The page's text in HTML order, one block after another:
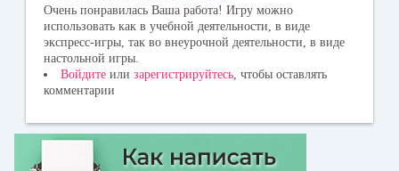
Очень понравилась Ваша работа! Игру можно
использовать как в учебной деятельности, в виде
экспресс-игры, так во внеурочной деятельности, в виде
настольной игры.
Войдите или зарегистрируйтесь, чтобы оставлять
комментарии